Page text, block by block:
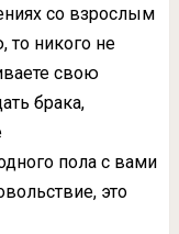
со взрослым
то никого не
свою
брака,
пола с вами
это